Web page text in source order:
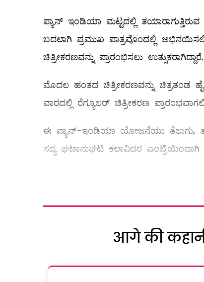
ಪ್ಯಾನ್‌ ಇಂಡಿಯಾ ಮಟ್ಟದಲ್ಲಿ
ಬದಲಾಗಿ ಪ್ರಮುಖ ಪಾತ್ರವೊಂದಲ್ಲಿ
ಚಿತ್ರೀಕರಣವನ್ನು ಪ್ರಾರಂಭಿಸಲು ಉತ್ಸುಕರಾಗಿದ್ದಾರೆ.
ಮೊದಲ ಹಂತದ ಚಿತ್ರೀಕರಣವನ್ನು ಚಿತ್ರತಂಡ
ವಾರದಲ್ಲಿ ರೆಗ್ಯೂಲರ್‌ ಚಿತ್ರೀಕರಣ
ಈ ಪ್ಯಾನ್-ಇಂಡಿಯಾ ಯೋಜನೆಯು ತೆಲುಗು,
ಸದ್ಯ ಘಟಾನುಘಟಿ ಕಲಾವಿದರ ಎಂಟ್ರಿಯಿಂದಾಗಿ
आगे की